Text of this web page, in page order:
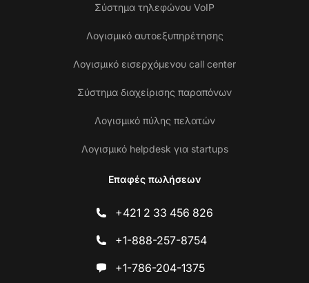
Σύστημα τηλεφώνου VoIP
Λογισμικό αυτοεξυπηρέτησης
Λογισμικό εισερχόμενου call center
Σύστημα διαχείρισης παραπόνων
Λογισμικό πύλης πελατών
Λογισμικό helpdesk για startups
Επαφές πωλήσεων
+421 2 33 456 826
+1-888-257-8754
+1-786-204-1375